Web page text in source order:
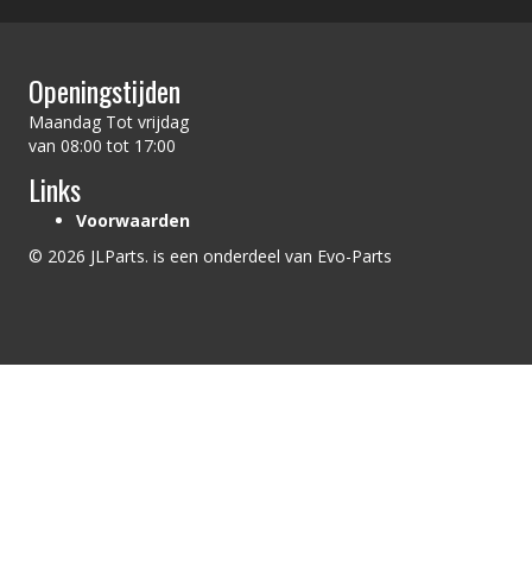
Openingstijden
Maandag Tot vrijdag
van 08:00 tot 17:00
Links
Voorwaarden
© 2026 JLParts. is een onderdeel van Evo-Parts